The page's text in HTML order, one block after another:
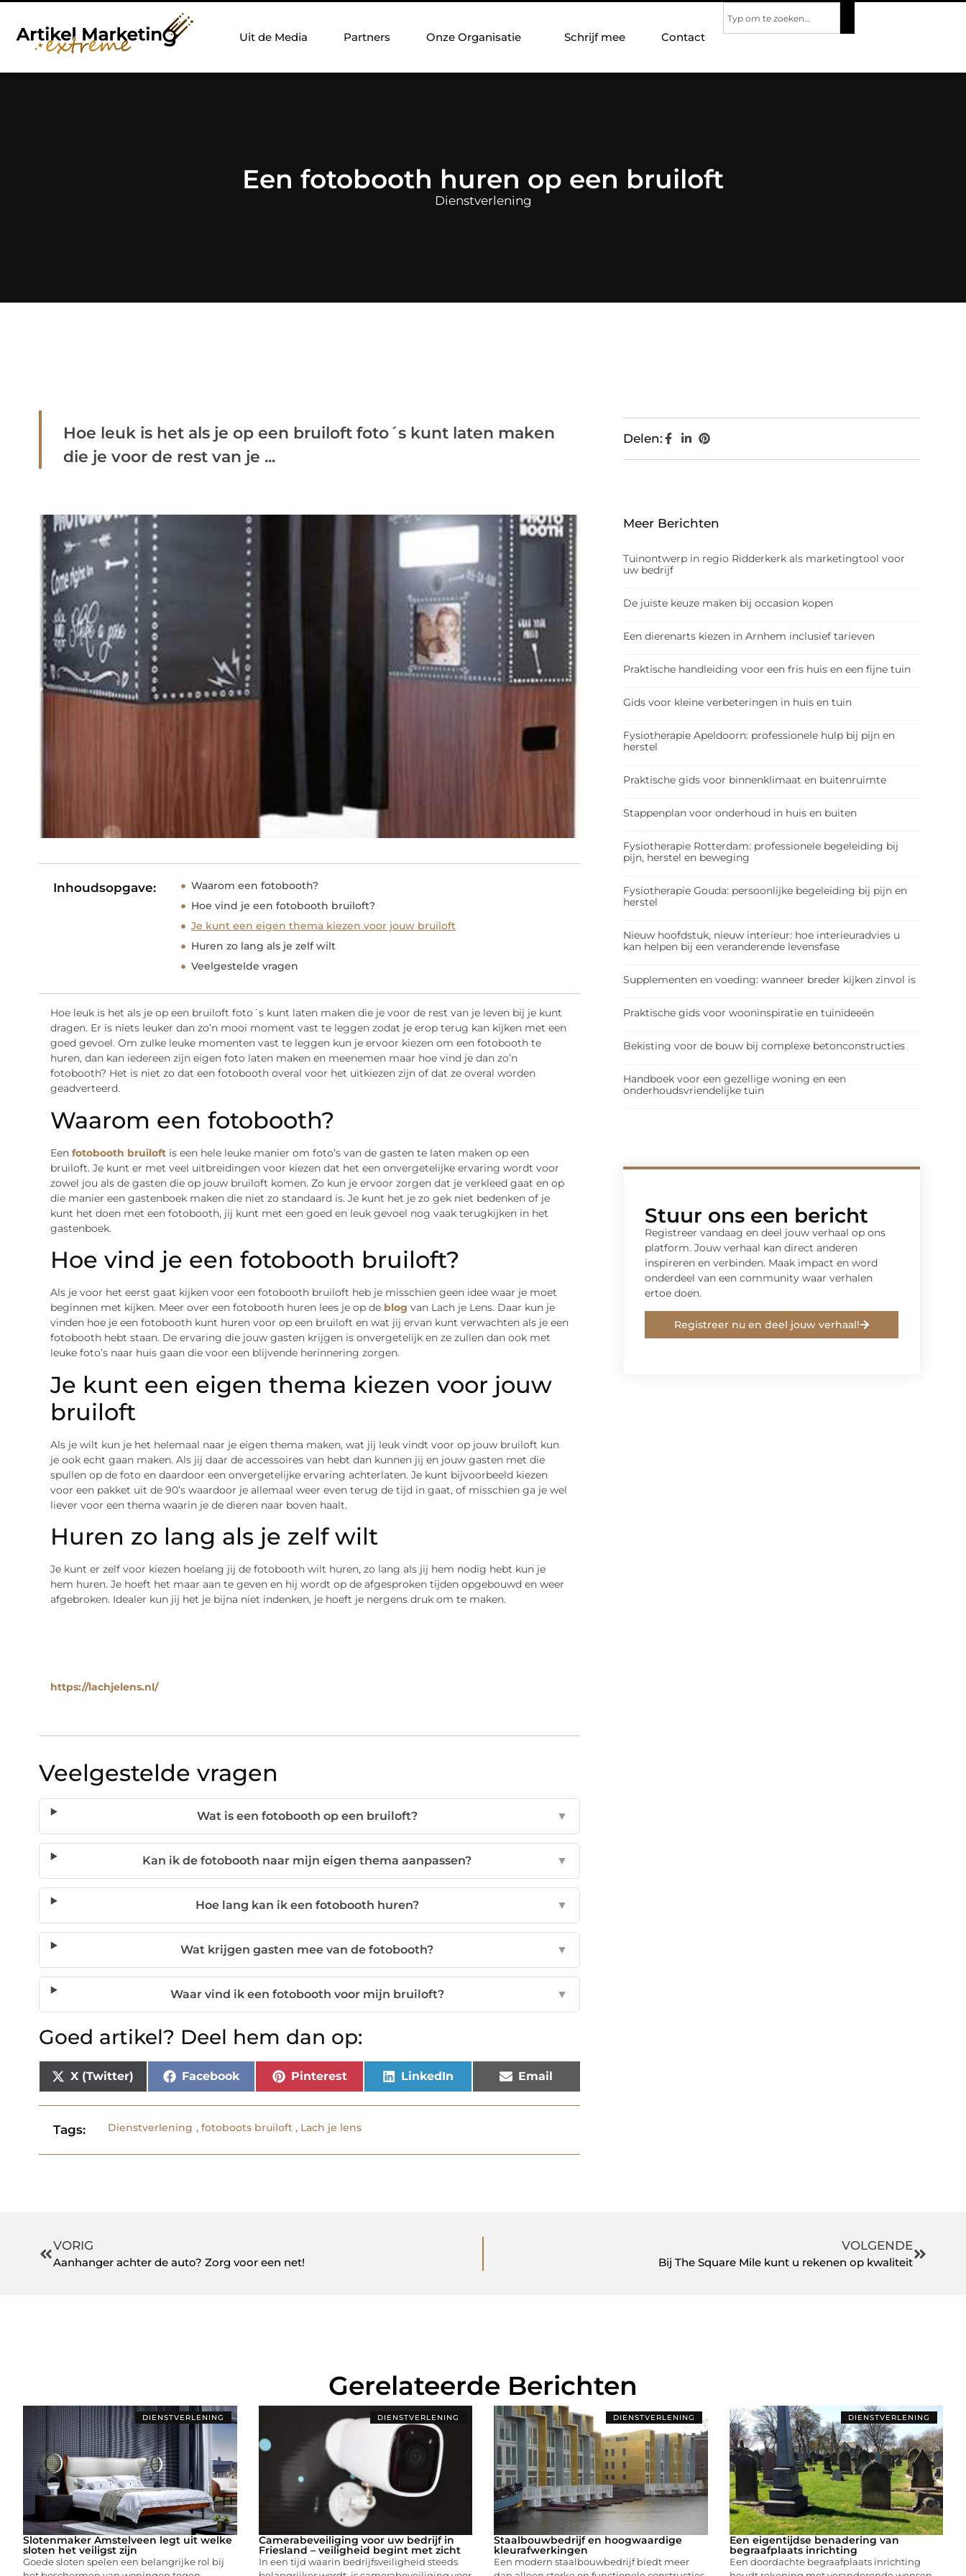
Uit de Media Partners Onze Organisatie Schrijf mee Contact
Een fotobooth huren op een bruiloft
Dienstverlening
Hoe leuk is het als je op een bruiloft foto´s kunt laten maken
die je voor de rest van je ...
Inhoudsopgave:
Waarom een fotobooth?
Hoe vind je een fotobooth bruiloft?
Je kunt een eigen thema kiezen voor jouw bruiloft
Huren zo lang als je zelf wilt
Veelgestelde vragen
Hoe leuk is het als je op een bruiloft foto´s kunt laten maken die je voor de rest van je leven bij je kunt
dragen. Er is niets leuker dan zo’n mooi moment vast te leggen zodat je erop terug kan kijken met een
goed gevoel. Om zulke leuke momenten vast te leggen kun je ervoor kiezen om een fotobooth te
huren, dan kan iedereen zijn eigen foto laten maken en meenemen maar hoe vind je dan zo’n
fotobooth? Het is niet zo dat een fotobooth overal voor het uitkiezen zijn of dat ze overal worden
geadverteerd.
Waarom een fotobooth?
Een fotobooth bruiloftis een hele leuke manier om foto’s van de gasten te laten maken op een
bruiloft. Je kunt er met veel uitbreidingen voor kiezen dat het een onvergetelijke ervaring wordt voor
zowel jou als de gasten die op jouw bruiloft komen. Zo kun je ervoor zorgen dat je verkleed gaat en op
die manier een gastenboek maken die niet zo standaard is. Je kunt het je zo gek niet bedenken of je
kunt het doen met een fotobooth, jij kunt met een goed en leuk gevoel nog vaak terugkijken in het
gastenboek.
Hoe vind je een fotobooth bruiloft?
Als je voor het eerst gaat kijken voor een fotobooth bruiloft heb je misschien geen idee waar je moet
beginnen met kijken. Meer over een fotobooth huren lees je op de blog van Lach je Lens. Daar kun je
vinden hoe je een fotobooth kunt huren voor op een bruiloft en wat jij ervan kunt verwachten als je een
fotobooth hebt staan. De ervaring die jouw gasten krijgen is onvergetelijk en ze zullen dan ook met
leuke foto’s naar huis gaan die voor een blijvende herinnering zorgen.
Je kunt een eigen thema kiezen voor jouw
bruiloft
Als je wilt kun je het helemaal naar je eigen thema maken, wat jij leuk vindt voor op jouw bruiloft kun
je ook echt gaan maken. Als jij daar de accessoires van hebt dan kunnen jij en jouw gasten met die
spullen op de foto en daardoor een onvergetelijke ervaring achterlaten. Je kunt bijvoorbeeld kiezen
voor een pakket uit de 90’s waardoor je allemaal weer even terug de tijd in gaat, of misschien ga je wel
liever voor een thema waarin je de dieren naar boven haalt.
Huren zo lang als je zelf wilt
Je kunt er zelf voor kiezen hoelang jij de fotobooth wilt huren, zo lang als jij hem nodig hebt kun je
hem huren. Je hoeft het maar aan te geven en hij wordt op de afgesproken tijden opgebouwd en weer
afgebroken. Idealer kun jij het je bijna niet indenken, je hoeft je nergens druk om te maken.
https://lachjelens.nl/
Veelgestelde vragen
Wat is een fotobooth op een bruiloft? ▼
Kan ik de fotobooth naar mijn eigen thema aanpassen? ▼
Hoe lang kan ik een fotobooth huren? ▼
Wat krijgen gasten mee van de fotobooth? ▼
Waar vind ik een fotobooth voor mijn bruiloft? ▼
Goed artikel? Deel hem dan op:
X (Twitter) Facebook Pinterest LinkedIn Email
Tags: Dienstverlening ,fotoboots bruiloft , Lach je lens
Delen:
Meer Berichten
Tuinontwerp in regio Ridderkerk als marketingtool voor
uw bedrijf
De juiste keuze maken bij occasion kopen
Een dierenarts kiezen in Arnhem inclusief tarieven
Praktische handleiding voor een fris huis en een fijne tuin
Gids voor kleine verbeteringen in huis en tuin
Fysiotherapie Apeldoorn: professionele hulp bij pijn en
herstel
Praktische gids voor binnenklimaat en buitenruimte
Stappenplan voor onderhoud in huis en buiten
Fysiotherapie Rotterdam: professionele begeleiding bij
pijn, herstel en beweging
Fysiotherapie Gouda: persoonlijke begeleiding bij pijn en
herstel
Nieuw hoofdstuk, nieuw interieur: hoe interieuradvies u
kan helpen bij een veranderende levensfase
Supplementen en voeding: wanneer breder kijken zinvol is
Praktische gids voor wooninspiratie en tuinideeën
Bekisting voor de bouw bij complexe betonconstructies
Handboek voor een gezellige woning en een
onderhoudsvriendelijke tuin
Stuur ons een bericht
Registreer vandaag en deel jouw verhaal op ons
platform. Jouw verhaal kan direct anderen
inspireren en verbinden. Maak impact en word
onderdeel van een community waar verhalen
ertoe doen.
Registreer nu en deel jouw verhaal!
VORIG
Aanhanger achter de auto? Zorg voor een net!
VOLGENDE
Bij The Square Mile kunt u rekenen op kwaliteit
Gerelateerde Berichten
DIENSTVERLENING
Slotenmaker Amstelveen legt uit welke
sloten het veiligst zijn
Goede sloten spelen een belangrijke rol bij
DIENSTVERLENING
Camerabeveiliging voor uw bedrijf in
Friesland – veiligheid begint met zicht
In een tijd waarin bedrijfsveiligheid steeds
DIENSTVERLENING
Staalbouwbedrijf en hoogwaardige
kleurafwerkingen
Een modern staalbouwbedrijf biedt meer
DIENSTVERLENING
Een eigentijdse benadering van
begraafplaats inrichting
Een doordachte begraafplaats inrichting